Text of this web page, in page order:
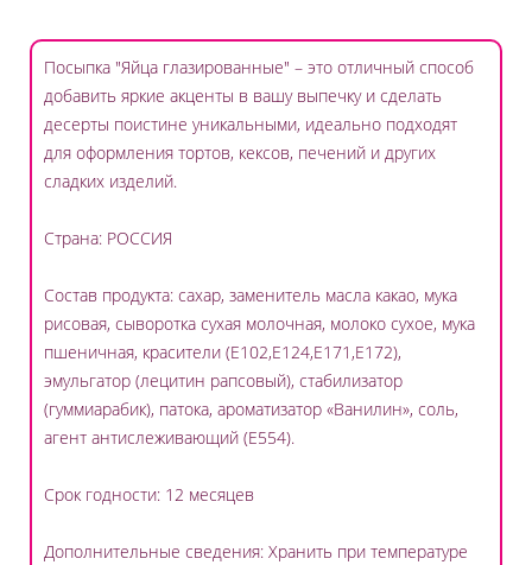
Посыпка "Яйца глазированные" – это отличный способ
добавить яркие акценты в вашу выпечку и сделать
десерты поистине уникальными, идеально подходят
для оформления тортов, кексов, печений и других
сладких изделий.
Страна: РОССИЯ
Состав продукта: сахар, заменитель масла какао, мука
рисовая, сыворотка сухая молочная, молоко сухое, мука
пшеничная, красители (Е102,Е124,Е171,Е172),
эмульгатор (лецитин рапсовый), стабилизатор
(гуммиарабик), патока, ароматизатор «Ванилин», соль,
агент антислеживающий (Е554).
Срок годности: 12 месяцев
Дополнительные сведения: Хранить при температуре